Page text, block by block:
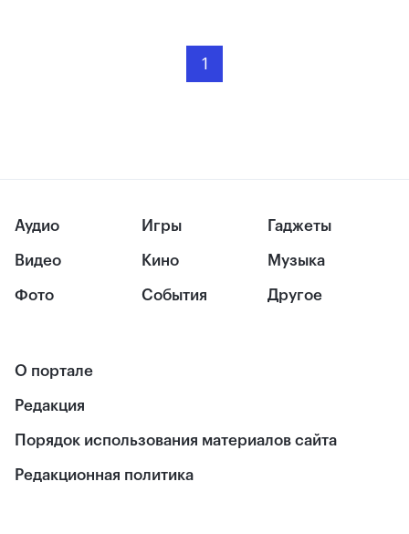
1
Аудио
Видео
Фото
Игры
Кино
События
Гаджеты
Музыка
Другое
О портале
Редакция
Порядок использования материалов сайта
Редакционная политика